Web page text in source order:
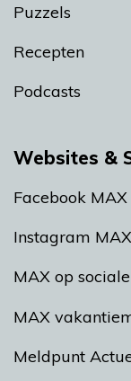
Puzzels
Recepten
Podcasts
Websites &
Facebook
Instagram
MAX op
MAX
Meldpunt